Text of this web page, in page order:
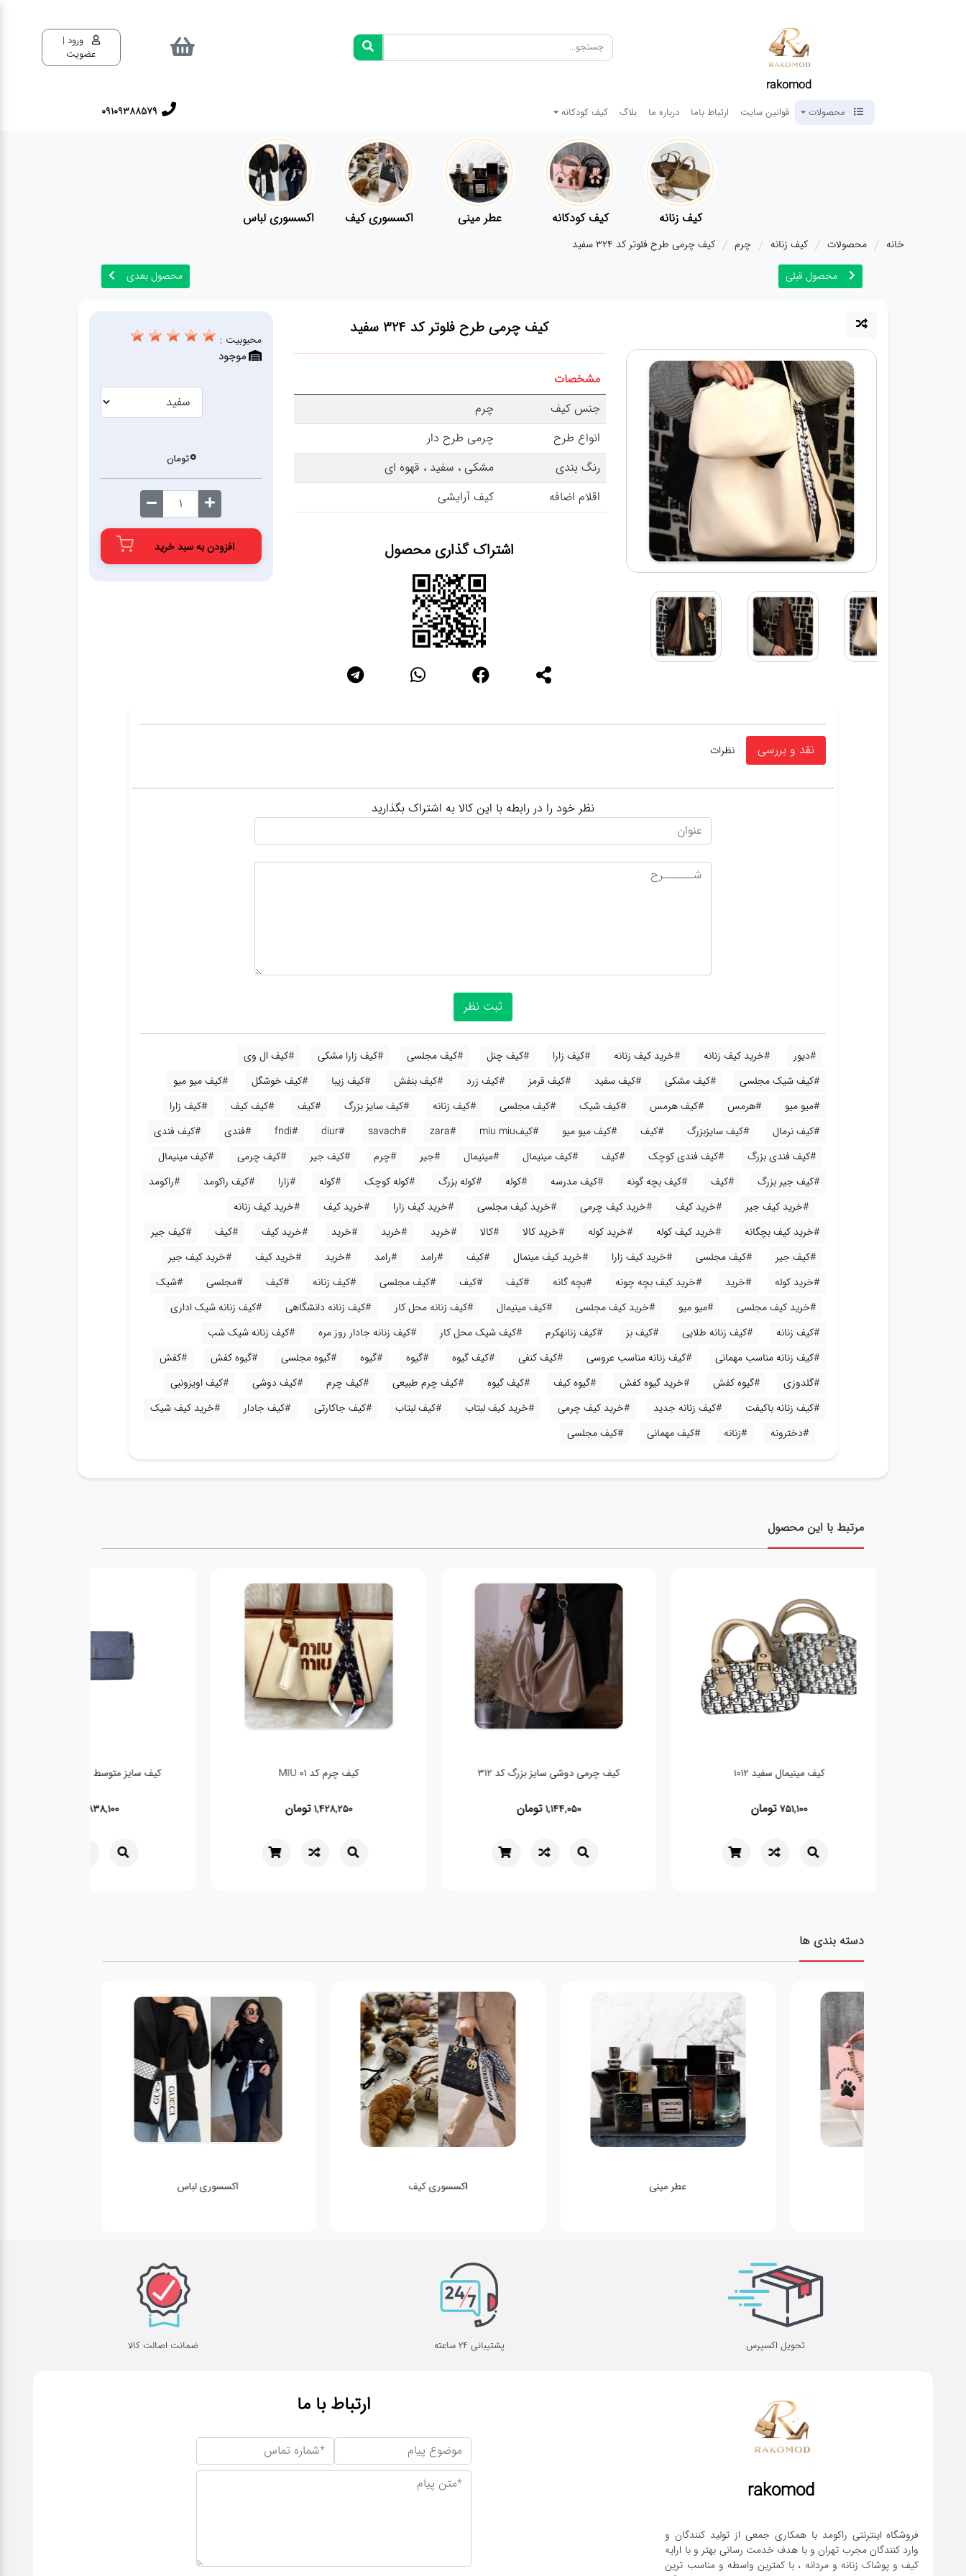
rakomod
ورود |
عضویت
محصولات قوانین سایت ارتباط باما درباره ما بلاگ کیف کودکانه 09109388579
کیف زنانه کیف کودکانه عطر مینی اکسسوری کیف اکسسوری لباس
خانه محصولات کیف زنانه چرم
کیف چرمی طرح فلوتر کد 324 سفید
محصول قبلی
محصول بعدی
کیف چرمی طرح فلوتر کد 324 سفید
مشخصات
جنس کیف
چرم
انواع طرح
چرمی طرح دار
رنگ بندی
مشکی ، سفید ، قهوه ای
اقلام اضافه
کیف آرایشی
اشتراک گذاری محصول
محبوبیت :
موجود
0تومان
افزودن به سبد خرید
نقد و بررسی نظرات
نظر خود را در رابطه با این کالا به اشتراک بگذارید
#دیور #خرید کیف زنانه #خرید کیف زنانه #کیف زارا #کیف چنل #کیف مجلسی #کیف زارا مشکی
#کیف ال وی
#کیف شیک مجلسی
#کیف مشکی #کیف سفید #کیف قرمز #کیف زرد #کیف بنفش #کیف زیبا #کیف خوشگل
#کیف میو میو
#میو میو
#هرمس #کیف هرمس #کیف شیک #کیف مجلسی #کیف زنانه #کیف سایز بزرگ #کیف #کیف کیف
#کیف زارا
#کیف نرمال
#کیف سایزبزرگ #کیف #کیف میو میو #کیفmiu miu #zara
#savach
#diur
#fndi #فندی
#کیف فندی
#کیف فندی بزرگ
#کیف فندی کوچک #کیف #کیف مینیمال #مینیمال #جیر #چرم #کیف جیر #کیف چرمی
#کیف مینیمال
#کیف جیر بزرگ
#کیف #کیف بچه گونه #کیف مدرسه #کوله #کوله بزرگ #کوله کوچک #کوله #زارا #کیف راکومد
#راکومد
#خرید کیف جیر
#خرید کیف #خرید کیف چرمی #خرید کیف مجلسی #خرید کیف زارا #خرید کیف
#خرید کیف زنانه
#خرید کیف بچگانه
#خرید کیف کوله #خرید کوله #خرید کالا #کالا #خرید #خرید #خرید #خرید کیف #کیف
#کیف جیر
#کیف جیر
#کیف مجلسی #خرید کیف زارا #خرید کیف مینمال #کیف #رامد #رامد #خرید #خرید کیف
#خرید کیف جیر
#خرید کوله
#خرید #خرید کیف بچه چونه #بچه گانه #کیف #کیف #کیف مجلسی #کیف زنانه #کیف #مجلسی
#شیک
#خرید کیف مجلسی
#میو میو #خرید کیف مجلسی #کیف مینیمال #کیف زنانه محل کار #کیف زنانه دانشگاهی
#کیف زنانه شیک اداری
#کیف زنانه
#کیف زنانه طلایی #کیف بز #کیف زنانهکرم #کیف شیک محل کار #کیف زنانه جادار روز مره
#کیف زنانه شیک شب
#کیف زنانه مناسب مهمانی
#کیف زنانه مناسب عروسی #کیف کنفی #کیف گیوه #گیوه #گیوه #گیوه مجلسی #گیوه کفش
#کفش
#گلدوزی
#گیوه کفش #خرید گیوه کفش #گیوه کیف #کیف گیوه #کیف چرم طبیعی #کیف چرم #کیف دوشی
#کیف اویزونبی
#کیف زنانه باکیفت
#کیف زنانه جدید #خرید کیف چرمی #خرید کیف لبتاب #کیف لبتاب #کیف جاکارتی #کیف جادار
#خرید کیف شیک
#دخترونه
#زنانه #کیف مهمانی #کیف مجلسی
مرتبط با این محصول
کیف مینیمال سفید 1012
751,100تومان
کیف چرمی دوشی سایز بزرگ کد ۳۱۲
1,144,050تومان
کیف چرم کد 01 MIU
1,428,250تومان
کیف سایز متوسط رنگ سرمه یی 285
838,100
دسته بندی ها
عطر مینی اکسسوری کیف اکسسوری لباس
تحویل اکسپرس پشتیبانی 24 ساعته ضمانت اصالت کالا
rakomod
فروشگاه اینترنتی راکومد با همکاری جمعی از تولید کنندگان و
وارد کنندگان مجرب تهران و با هدف خدمت رسانی بهتر و با ارایه
کیف و پوشاک زنانه و مردانه ، با کمترین واسطه و مناسب ترین
ارتباط با ما